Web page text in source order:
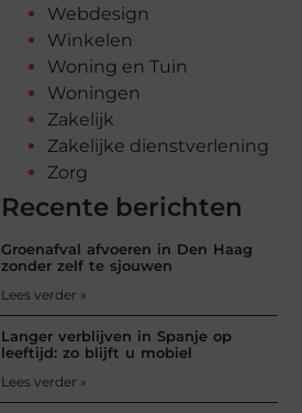
Webdesign
Winkelen
Woning en Tuin
Woningen
Zakelijk
Zakelijke dienstverlening
Zorg
Recente berichten
Groenafval afvoeren in Den Haag
zonder zelf te sjouwen
Lees verder »
Langer verblijven in Spanje op
leeftijd: zo blijft u mobiel
Lees verder »